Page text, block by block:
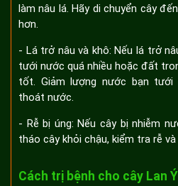
làm nâu lá. Hãy di chuyển cây
hơn.
- Lá trở nâu và khô: Nếu lá trở
tưới nước quá nhiều hoặc đất
tốt. Giảm lượng nước bạn
thoát nước.
- Rễ bị úng: Nếu cây bị nhiễm
tháo cây khỏi chậu, kiểm tra rễ
Cách trị bệnh cho cây Lan Ý